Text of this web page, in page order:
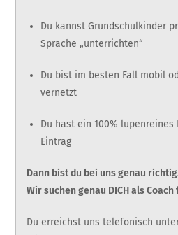
Du kannst Grundschulkinder
Sprache „unterrichten“
Du bist im besten Fall mobil
vernetzt
Du hast ein 100% lupenreines
Eintrag
Dann bist du bei uns genau
Wir suchen genau DICH als
Du erreichst uns telefonisch